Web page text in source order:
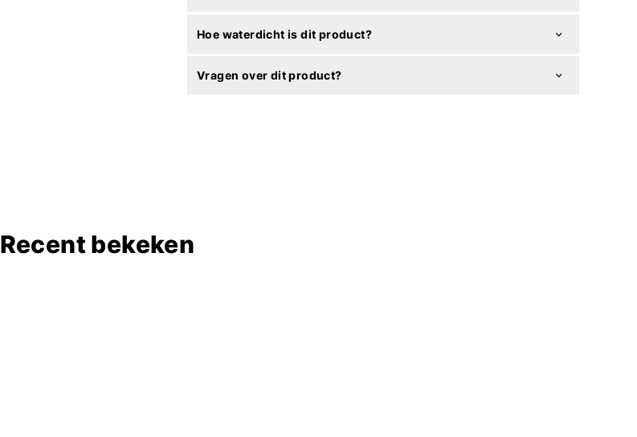
Hoe waterdicht is dit product?
Vragen over dit product?
Recent bekeken